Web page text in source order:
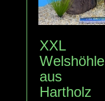
XXL
Welshöhle
aus
Hartholz